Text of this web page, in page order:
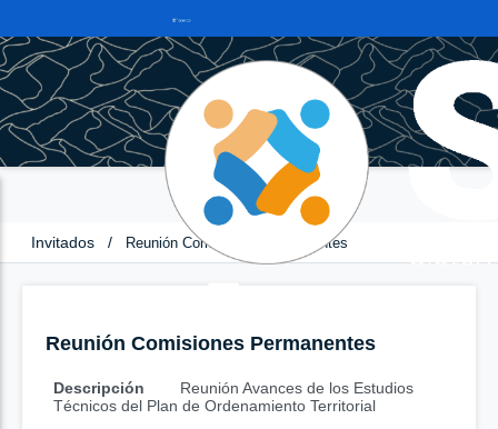
Invitados / Reunión Comisiones Permanentes
Reunión Comisiones Permanentes
Descripción
Reunión Avances de los Estudios
Técnicos del Plan de Ordenamiento Territorial